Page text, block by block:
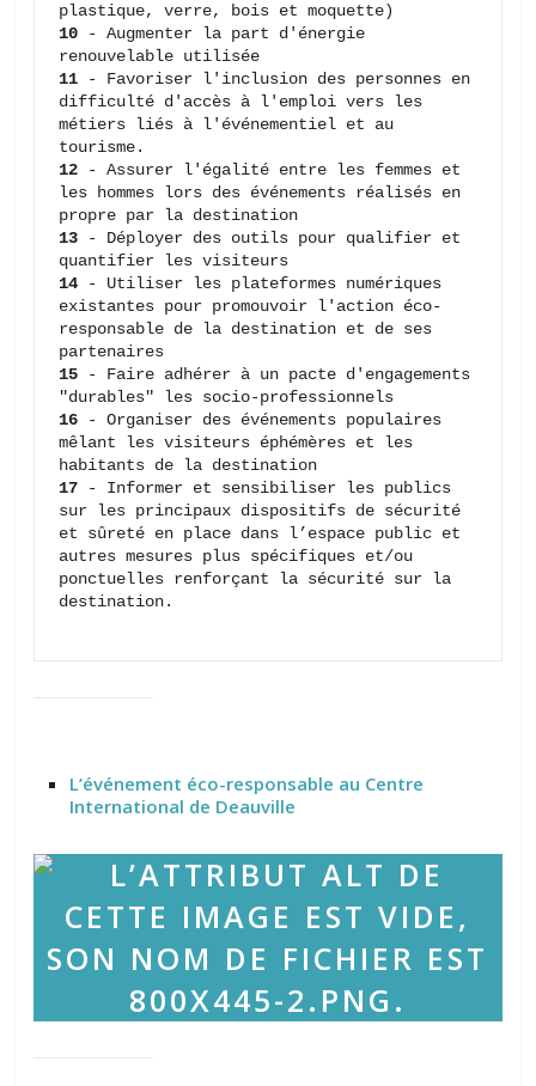
10 - Augmenter la part d'énergie
11 - Favoriser l'inclusion des personnes en
difficulté d'accès à l'emploi vers les
métiers liés à l'événementiel et au
12 - Assurer l'égalité entre les femmes et
les hommes lors des événements réalisés en
13 - Déployer des outils pour qualifier et
14 - Utiliser les plateformes numériques
existantes pour promouvoir l'action éco-
responsable de la destination et de ses
15 - Faire adhérer à un pacte d'engagements
16 - Organiser des événements populaires
mêlant les visiteurs éphémères et les
17 - Informer et sensibiliser les publics
sur les principaux dispositifs de sécurité
et sûreté en place dans l’espace public et
autres mesures plus spécifiques et/ou
ponctuelles renforçant la sécurité sur la
destination.
L’événement éco-responsable au Centre
International de Deauville